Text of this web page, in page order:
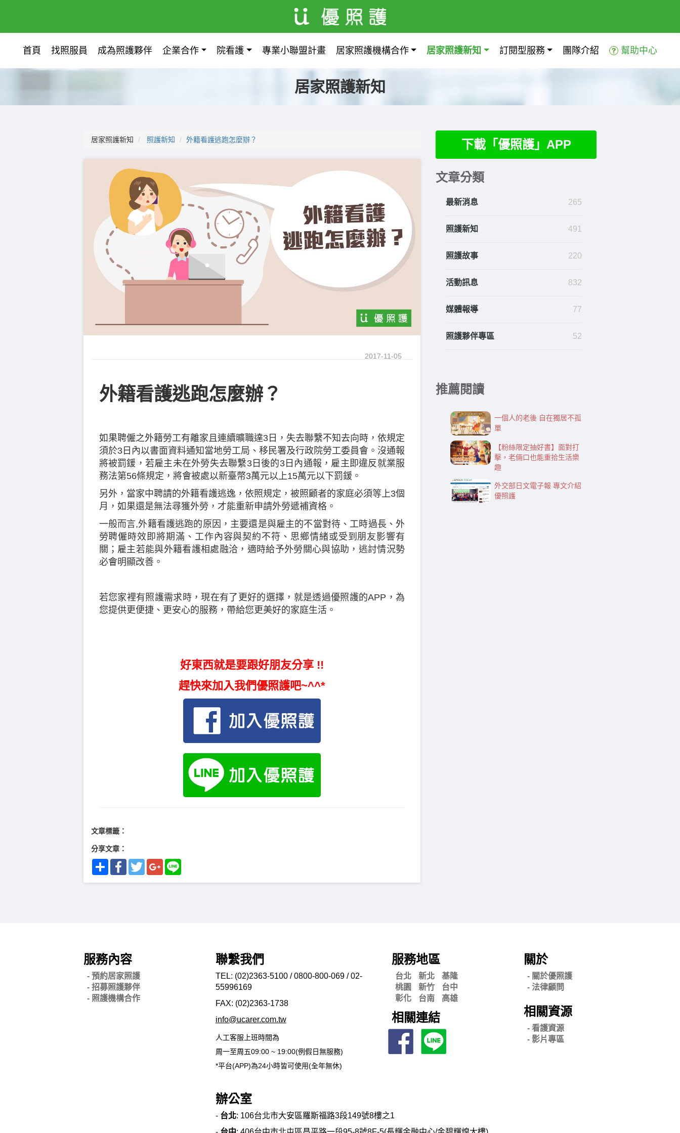
首頁 找照服員 成為照護夥伴 企業合作 院看護 專業小聯盟計畫 居家照護機構合作 居家照護新知 訂閱型服務 團隊介紹 幫助中心
居家照護新知
居家照護新知 照護新知 外籍看護逃跑怎麼辦？
2017-11-05
外籍看護逃跑怎麼辦？
如果聘僱之外籍勞工有離家且連續曠職達3日，失去聯繫不知去向時，依規定
須於3日內以書面資料通知當地勞工局、移民署及行政院勞工委員會。沒通報
將被罰鍰，若雇主未在外勞失去聯繫3日後的3日內通報，雇主即違反就業服
務法第56條規定，將會被處以新臺幣3萬元以上15萬元以下罰鍰。
另外，當家中聘請的外籍看護逃逸，依照規定，被照顧者的家庭必須等上3個
月，如果還是無法尋獲外勞，才能重新申請外勞遞補資格。
一般而言,外籍看護逃跑的原因，主要還是與雇主的不當對待、工時過長、外
勞聘僱時效即將期滿、工作內容與契約不符、思鄉情緒或受到朋友影響有
關；雇主若能與外籍看護相處融洽，適時給予外勞關心與協助，逃討情況勢
必會明顯改善。
若您家裡有照護需求時，現在有了更好的選擇，就是透過優照護的APP，為
您提供更便捷、更安心的服務，帶給您更美好的家庭生活。
好東西就是要跟好朋友分享 !!
趕快來加入我們優照護吧~^^*
文章標籤：
分享文章：
ShareFacebookTwitterGoogle+Line
下載「優照護」APP
文章分類
最新消息 265
照護新知 491
照護故事 220
活動訊息 832
媒體報導 77
照護夥伴專區 52
推薦閱讀
一個人的老後 自在獨居不孤
單
【粉絲限定抽好書】面對打
擊，老倆口也能重拾生活樂
趣
外交部日文電子報 專文介紹
優照護
服務內容
- 預約居家照護
- 招募照護夥伴
- 照護機構合作
聯繫我們
TEL: (02)2363-5100 / 0800-800-069 / 02-
55996169
FAX: (02)2363-1738
info@ucarer.com.tw
人工客服上班時間為
周一至周五09:00 ~ 19:00(例假日無服務)
*平台(APP)為24小時皆可使用(全年無休)
服務地區
台北 新北
基隆
桃園
新竹
台中
彰化
台南 高雄
相關連結
關於
- 關於優照護
-法律顧問
相關資源
- 看護資源
- 影片專區
辦公室
- 台北: 106台北市大安區羅斯福路3段149號8樓之1